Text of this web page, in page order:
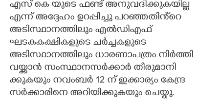
എസ് കെ യുടെ ഫണ്ട് അനുവദിക്കുകയില്ല
എന്ന് അദ്ദേഹം ഉറപ്പിച്ചു പറഞ്ഞതിൻ്റെ
അടിസ്ഥാനത്തിലും എൽഡിഎഫ്
ഘടകകക്ഷികളുടെ ചർച്ചകളുടെ
അടിസ്ഥാനത്തിലും ധാരണാപത്രം നിർത്തി
വയ്ക്കാൻ സംസ്ഥാനസർക്കാർ തീരുമാനി
ക്കുകയും നവംബർ 12 ന് ഇക്കാര്യം കേന്ദ്ര
സർക്കാരിനെ അറിയിക്കുകയും ചെയ്തു.